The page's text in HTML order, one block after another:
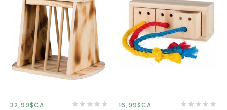
32,99$CA
16,99$CA